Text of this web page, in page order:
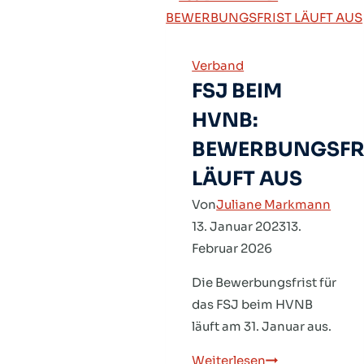
Vereine:
exklusiven
Verband
FSJ BEIM
HVNB:
LÄUFT AUS
VonJuliane Markmann
13. Januar 202313.
Februar 2026
Die Bewerbungsfrist für
das FSJ beim HVNB
läuft am 31. Januar aus.
WeiterlesenFSJ